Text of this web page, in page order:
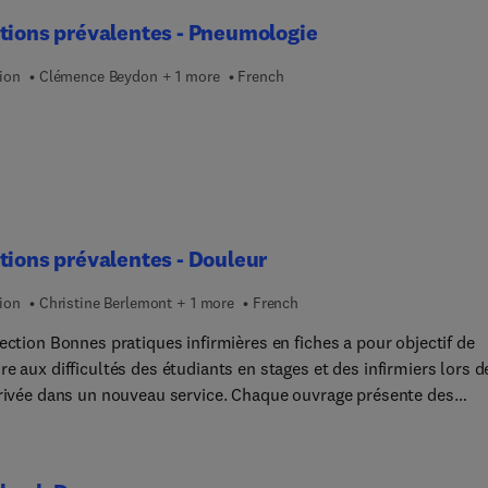
photographies et illustrations Les situations développées :
vasculaires cérébraux - Epilepsie - Alzheimer - Parkinson -
en plaque - Méningites-Encéphali... - Polyradiculonévrites
prévalentes - Pneumologie
Clémence Beydon + 1 more French
prévalentes - Douleur
Christine Berlemont + 1 more French
Bonnes pratiques infirmières en fiches a pour objectif de
aux difficultés des étudiants en stages et des infirmiers lors
dans un nouveau service. Chaque ouvrage présente des